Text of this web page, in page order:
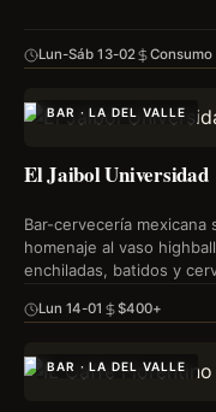
Lun-Sáb 13-02
BAR · LA DEL VALLE
El Jaibol Universidad
Bar-cervecería
homenaje al vaso
enchiladas, batidos y
Lun 14-01 $400+
BAR · LA DEL VALLE